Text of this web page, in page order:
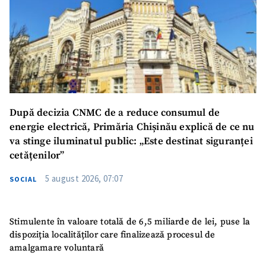
După decizia CNMC de a reduce consumul de
energie electrică, Primăria Chișinău explică de ce nu
va stinge iluminatul public: „Este destinat siguranței
cetățenilor”
SOCIAL 5 august 2026, 07:07
Stimulente în valoare totală de 6,5 miliarde de lei, puse la
dispoziția localităților care finalizează procesul de
amalgamare voluntară